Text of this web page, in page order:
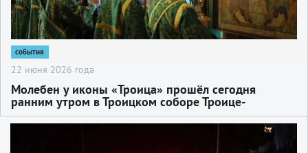
события
22 июня 2026 года
Молебен у иконы «Троица» прошёл сегодня
ранним утром в Троицком соборе Троице-
Сергиевой лавры.